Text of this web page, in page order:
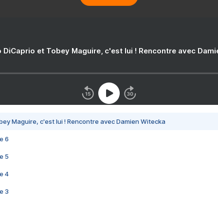
DiCaprio et Tobey Maguire, c'est lui ! Rencontre avec
Maguire, c'est lui ! Rencontre avec Damien Witecka
6
5
4
3